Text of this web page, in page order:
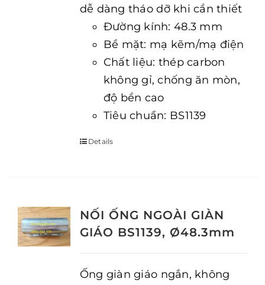
dễ dàng tháo dỡ khi cần thiết
Đường kính: 48.3 mm
Bề mặt: mạ kẽm/mạ điện
Chất liệu: thép carbon
không gỉ, chống ăn mòn,
độ bền cao
Tiêu chuẩn: BS1139
Details
NỐI ỐNG NGOÀI GIÀN
GIÁO BS1139, Ø48.3mm
Ống giàn giáo ngắn, không